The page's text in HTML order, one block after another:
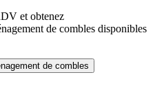
et obtenez
de combles disponibles
de combles